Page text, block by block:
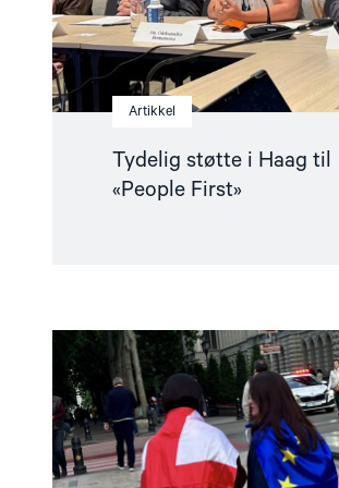
Artikkel
Tydelig støtte i Haag til
«People First»
Read
article
"Norge
fremme
en
mellomstatlig
klage